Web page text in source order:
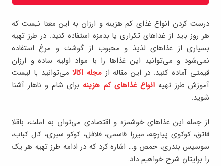
درست کردن انواع غذای کم هزینه و ارزان به این معنا نیست که
هر روز باید از غذاهای تکراری یا بدمزه استفاده کنید. در طرز تهیه
بسیاری از غذاهای لذیذ و محبوب از گوشت و مرغ استفاده
نمی‌شود و می‌توانید این غذاها را با مواد اولیه ساده‌ و ارزان
قیمتی آماده کنید. در این مقاله از مجله اکالامی‌توانید با لیست
آموزش طرز تهیه انواع غذاهای کم هزینه برای شام و ناهار آشنا
شوید.
از جمله این غذاهای خوشمزه و اقتصادی می‌توان به املت، باقلا
قاتق، کوکوی پیازچه، میرزا قاسمی، فلافل، کوکو سبزی، کال کباب،
سوسیس بندری، حمص و… اشاره کرد که در ادامه طرز تهیه هر یک
را برایتان شرح خواهیم داد.